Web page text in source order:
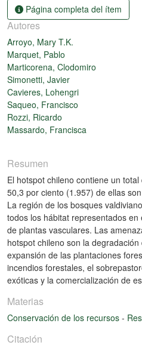
Página completa del ítem
Autores
Arroyo, Mary T.K.
Marquet, Pablo
Marticorena, Clodomiro
Simonetti, Javier
Cavieres, Lohengri
Saqueo, Francisco
Rozzi, Ricardo
Massardo, Francisca
Resumen
El hotspot chileno contiene un
50,3 por ciento (1.957) de ellas
La región de los bosques
todos los hábitat representados
de plantas vasculares. Las
hotspot chileno son la
expansión de las plantaciones
incendios forestales, el
exóticas y la comercialización de
Materias
Conservación de los recursos -
Citación